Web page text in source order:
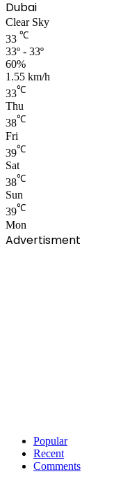
Dubai
Clear Sky
33 ℃
33º - 33º
60%
1.55 km/h
33℃
Thu
38℃
Fri
39℃
Sat
38℃
Sun
39℃
Mon
Advertisment
Popular
Recent
Comments